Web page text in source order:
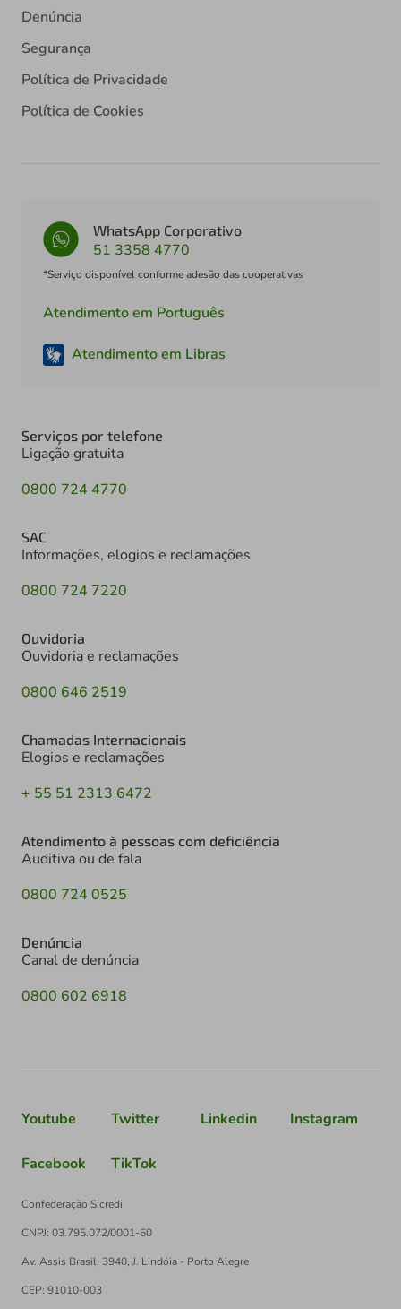
Denúncia
Segurança
Política de Privacidade
Política de Cookies
WhatsApp Corporativo
51 3358 4770
*Serviço disponível conforme adesão das cooperativas
Atendimento em Português
Atendimento em Libras
Serviços por telefone
Ligação gratuita
0800 724 4770
SAC
Informações, elogios e reclamações
0800 724 7220
Ouvidoria
Ouvidoria e reclamações
0800 646 2519
Chamadas Internacionais
Elogios e reclamações
+ 55 51 2313 6472
Atendimento à pessoas com deficiência
Auditiva ou de fala
0800 724 0525
Denúncia
Canal de denúncia
0800 602 6918
Youtube Twitter Linkedin Instagram
Facebook TikTok
Confederação Sicredi
CNPJ: 03.795.072/0001-60
Av. Assis Brasil, 3940, J. Lindóia - Porto Alegre
CEP: 91010-003